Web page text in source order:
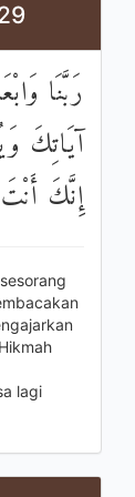
رَبَّنَا
آيَاتِكَ
إِنَّكَ أَنْتَ
lagi